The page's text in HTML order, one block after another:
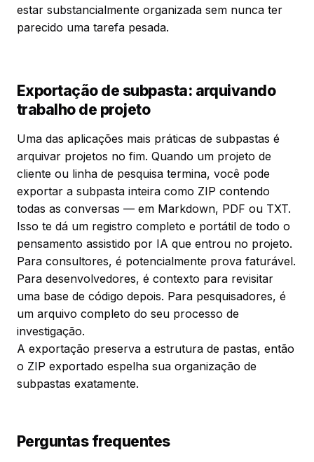
estar substancialmente organizada sem nunca ter
parecido uma tarefa pesada.
Exportação de subpasta: arquivando
trabalho de projeto
Uma das aplicações mais práticas de subpastas é
arquivar projetos no fim. Quando um projeto de
cliente ou linha de pesquisa termina, você pode
exportar a subpasta inteira como ZIP contendo
todas as conversas — em Markdown, PDF ou TXT.
Isso te dá um registro completo e portátil de todo o
pensamento assistido por IA que entrou no projeto.
Para consultores, é potencialmente prova faturável.
Para desenvolvedores, é contexto para revisitar
uma base de código depois. Para pesquisadores, é
um arquivo completo do seu processo de
investigação.
A exportação preserva a estrutura de pastas, então
o ZIP exportado espelha sua organização de
subpastas exatamente.
Perguntas frequentes